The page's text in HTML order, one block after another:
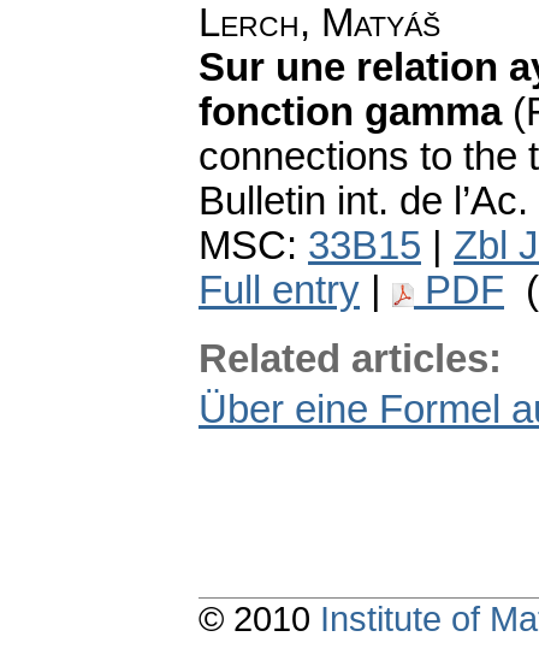
Lerch, Matyáš
Sur une relation
fonction gamma
connections to the
Bulletin int. de
MSC: 33B15
Zbl
Full entry
PDF
Related articles:
Über eine Formel
© 2010 Institute of